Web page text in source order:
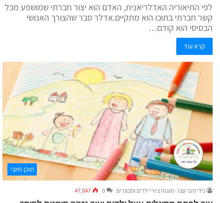
לפי התיאוריה האדלריאנית, האדם הוא יצור חברתי שמושפע מכל
קשר חברתי בתוכו הוא מתקיים.אדלר סבר שהצורך האנושי
הבסיסי הוא קודם…
קרא עוד
תוכן חיובי
נילי זהבי סבו - פענוח ציורי ילדים ומבוגרים 0
47,047